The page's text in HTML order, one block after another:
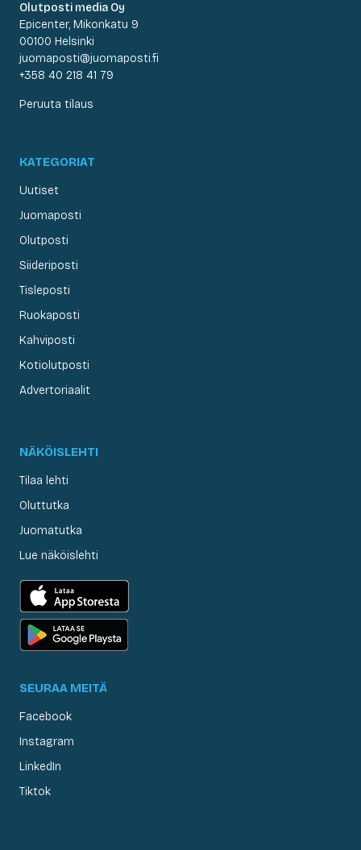
Olutposti media Oy
Epicenter, Mikonkatu 9
00100 Helsinki
juomaposti@juomaposti.fi
+358 40 218 41 79
Peruuta tilaus
KATEGORIAT
Uutiset
Juomaposti
Olutposti
Siideriposti
Tisleposti
Ruokaposti
Kahviposti
Kotiolutposti
Advertoriaalit
NÄKÖISLEHTI
Tilaa lehti
Oluttutka
Juomatutka
Lue näköislehti
SEURAA MEITÄ
Facebook
Instagram
LinkedIn
Tiktok